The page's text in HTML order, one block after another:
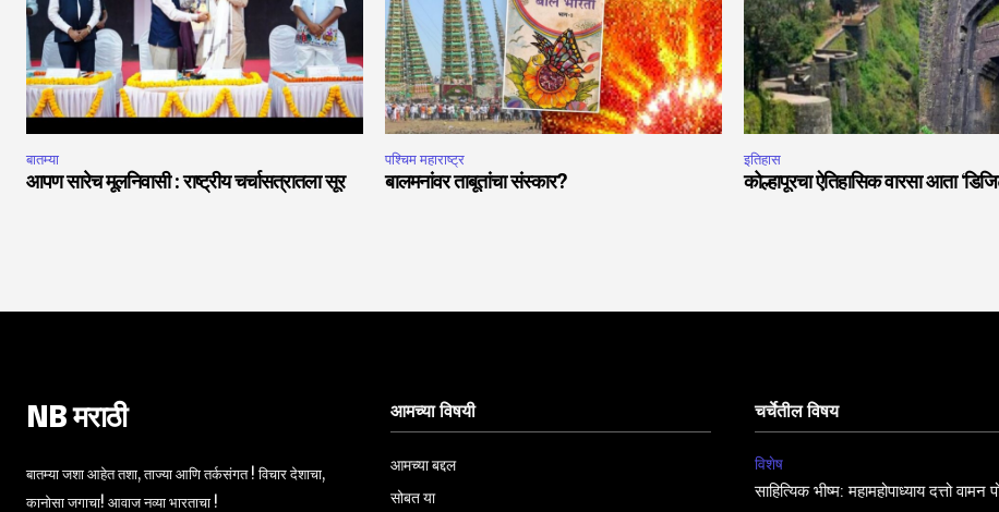
बातम्या
आपण सारेच मूलनिवासी : राष्ट्रीय चर्चासत्रातला सूर
पश्चिम महाराष्ट्र
बालमनांवर ताबूतांचा संस्कार?
इतिहास
कोल्हापूरचा ऐतिहासिक वारसा आता
NB मराठी
बातम्या जशा आहेत तशा, ताज्या आणि तर्कसंगत ! विचार देशाचा,
कानोसा जगाचा! आवाज नव्या भारताचा !
आमच्या विषयी
आमच्या बद्दल
सोबत या
चर्चेतील विषय
विशेष
साहित्यिक भीष्म: महामहोपाध्याय दत्तो वामन